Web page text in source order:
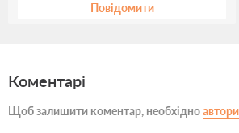
Повідомити
Коментарі
Щоб залишити коментар, необхідно